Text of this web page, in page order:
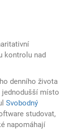
kontrolu nad
denního života
jednodušší místo
Svobodný
studovat,
napomáhají